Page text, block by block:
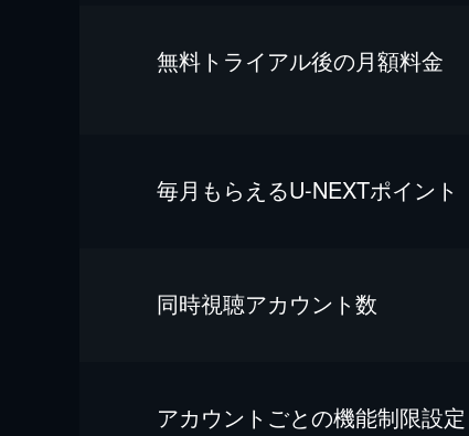
無料トライアル後の⽉額料金
毎⽉もらえるU-NEXTポイント
同時視聴アカウント数
アカウントごとの機能制限設定